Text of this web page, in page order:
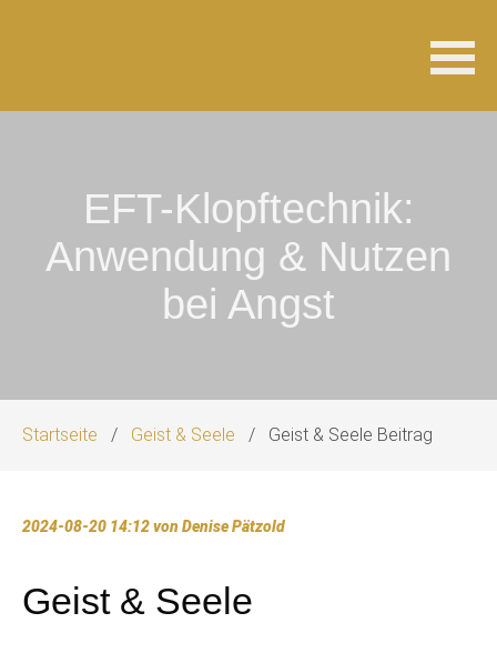
EFT-Klopftechnik:
Anwendung & Nutzen
bei Angst
Startseite Geist & Seele Geist & Seele Beitrag
2024-08-20 14:12von Denise Pätzold
Geist & Seele